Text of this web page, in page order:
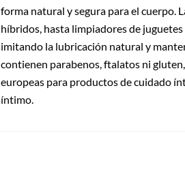
forma natural y segura para el cuerpo.
híbridos, hasta limpiadores de
imitando la lubricación natural y
contienen parabenos, ftalatos ni
europeas para productos de cuidado
íntimo.